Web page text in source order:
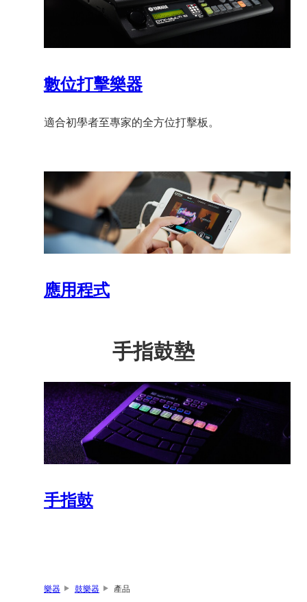
數位打擊樂器
適合初學者至專家的全方位打擊板。
應用程式
手指鼓墊
手指鼓
樂器 鼓樂器 產品